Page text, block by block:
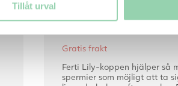
Tillåt urval
Ferti Lily
Gratis frakt
Ferti Lily-koppen hjälper så
spermier som möjligt att ta